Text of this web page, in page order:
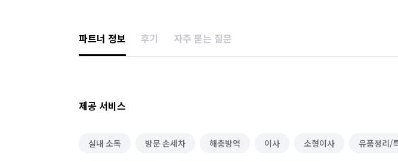
파트너 정보 후기 자주 묻는 질문
제공 서비스
실내 소독 방문 손세차 해충방역 이사 소형이사 유품정리/